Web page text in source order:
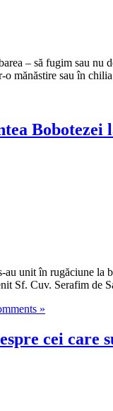
– să fugim sau
o mănăstire sau în
Bobotezei
unit în rugăciune la
Sf. Cuv. Serafim de
»
cei care